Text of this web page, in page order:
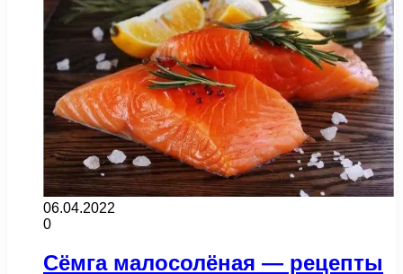
06.04.2022
0
Сёмга малосолёная — рецепты